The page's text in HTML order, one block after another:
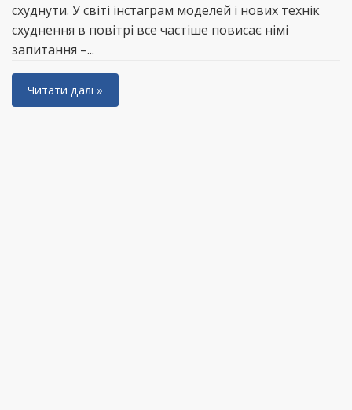
схуднути. У світі інстаграм моделей і нових технік
схуднення в повітрі все частіше повисає німі
запитання –...
Читати далі »